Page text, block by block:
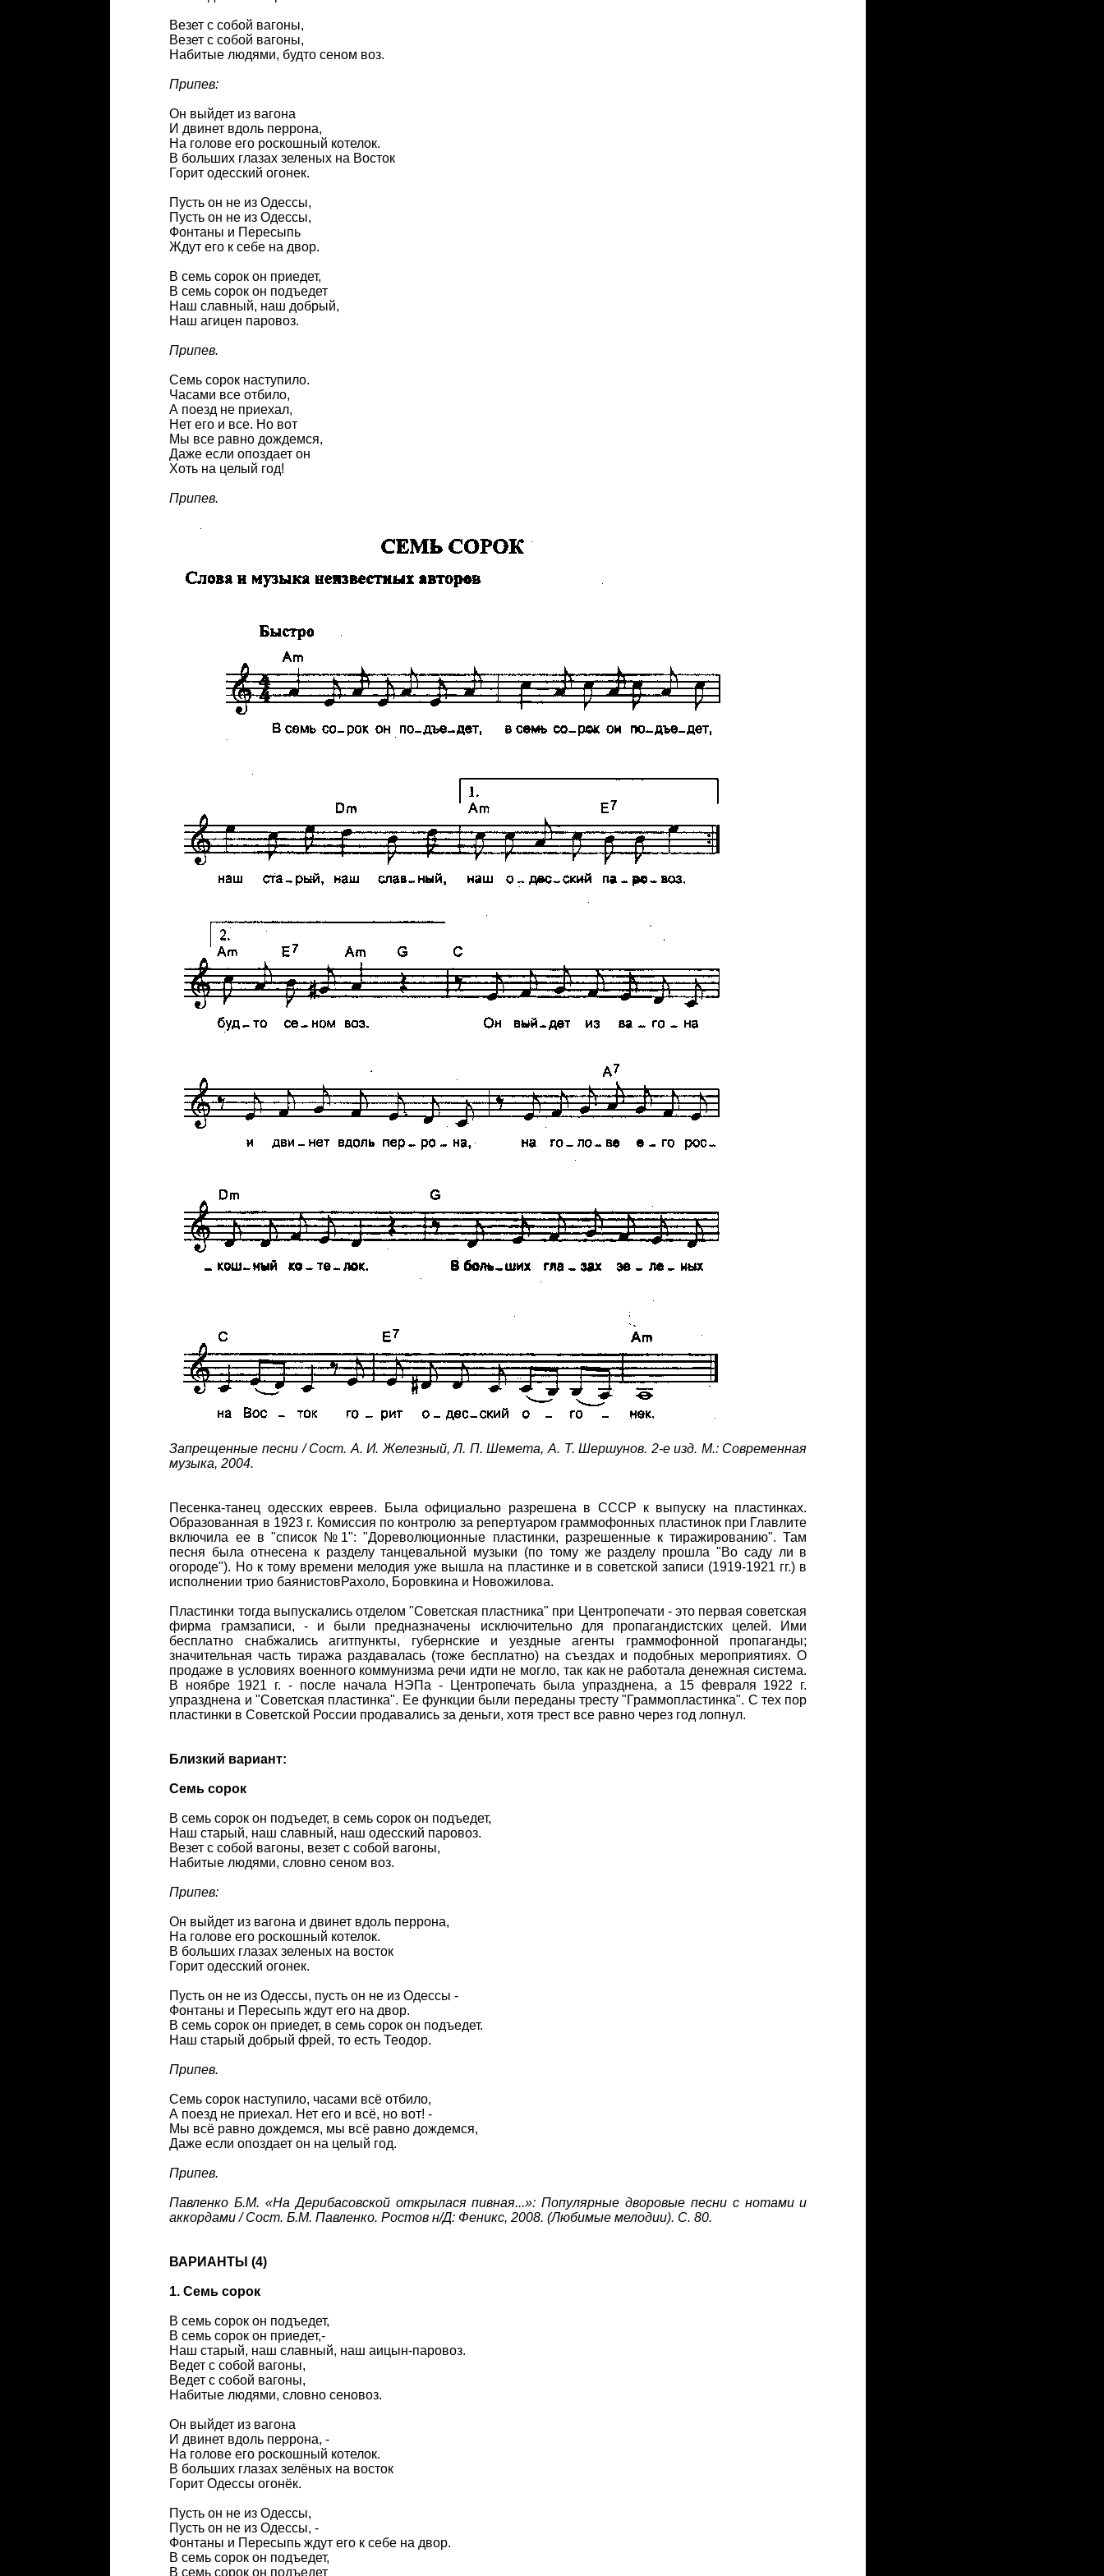
Везет с собой вагоны,
Везет с собой вагоны,
Набитые людями, будто сеном воз.
Припев:
Он выйдет из вагона
И двинет вдоль перрона,
На голове его роскошный котелок.
В больших глазах зеленых на Восток
Горит одесский огонек.
Пусть он не из Одессы,
Пусть он не из Одессы,
Фонтаны и Пересыпь
Ждут его к себе на двор.
В семь сорок он приедет,
В семь сорок он подъедет
Наш славный, наш добрый,
Наш агицен паровоз.
Припев.
Семь сорок наступило.
Часами все отбило,
А поезд не приехал,
Нет его и все. Но вот
Мы все равно дождемся,
Даже если опоздает он
Хоть на целый год!
Припев.
Запрещенные песни / Сост. А. И. Железный, Л. П. Шемета, А. Т. Шершунов. 2-е изд. М.: Современная
музыка, 2004.
Песенка-танец одесских евреев. Была официально разрешена в СССР к выпуску на пластинках.
Образованная в 1923 г. Комиссия по контролю за репертуаром граммофонных пластинок при Главлите
включила ее в "список №1": "Дореволюционные пластинки, разрешенные к тиражированию". Там
песня была отнесена к разделу танцевальной музыки (по тому же разделу прошла "Во саду ли в
огороде"). Но к тому времени мелодия уже вышла на пластинке и в советской записи (1919-1921 гг.) в
исполнении трио баянистовРахоло, Боровкина и Новожилова.
Пластинки тогда выпускались отделом "Советская пластника" при Центропечати - это первая советская
фирма грамзаписи, - и были предназначены исключительно для пропагандистских целей. Ими
бесплатно снабжались агитпункты, губернские и уездные агенты граммофонной пропаганды;
значительная часть тиража раздавалась (тоже бесплатно) на съездах и подобных мероприятиях. О
продаже в условиях военного коммунизма речи идти не могло, так как не работала денежная система.
В ноябре 1921 г. - после начала НЭПа - Центропечать была упразднена, а 15 февраля 1922 г.
упразднена и "Советская пластинка". Ее функции были переданы тресту "Граммопластинка". С тех пор
пластинки в Советской России продавались за деньги, хотя трест все равно через год лопнул.
Близкий вариант:
Семь сорок
В семь сорок он подъедет, в семь сорок он подъедет,
Наш старый, наш славный, наш одесский паровоз.
Везет с собой вагоны, везет с собой вагоны,
Набитые людями, словно сеном воз.
Припев:
Он выйдет из вагона и двинет вдоль перрона,
На голове его роскошный котелок.
В больших глазах зеленых на восток
Горит одесский огонек.
Пусть он не из Одессы, пусть он не из Одессы -
Фонтаны и Пересыпь ждут его на двор.
В семь сорок он приедет, в семь сорок он подъедет.
Наш старый добрый фрей, то есть Теодор.
Припев.
Семь сорок наступило, часами всё отбило,
А поезд не приехал. Нет его и всё, но вот! -
Мы всё равно дождемся, мы всё равно дождемся,
Даже если опоздает он на целый год.
Припев.
Павленко Б.М. «На Дерибасовской открылася пивная...»: Популярные дворовые песни с нотами и
аккордами / Сост. Б.М. Павленко. Ростов н/Д: Феникс, 2008. (Любимые мелодии). C. 80.
ВАРИАНТЫ (4)
1. Семь сорок
В семь сорок он подъедет,
В семь сорок он приедет,-
Наш старый, наш славный, наш аицын-паровоз.
Ведет с собой вагоны,
Ведет с собой вагоны,
Набитые людями, словно сеновоз.
Он выйдет из вагона
И двинет вдоль перрона, -
На голове его роскошный котелок.
В больших глазах зелёных на восток
Горит Одессы огонёк.
Пусть он не из Одессы,
Пусть он не из Одессы, -
Фонтаны и Пересыпь ждут его к себе на двор.
В семь сорок он подъедет,
В семь сорок он подъедет